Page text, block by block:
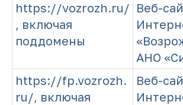
https://vozrozh.ru/
, включая
поддомены
Веб-
АНО
https://fp.vozrozh.
ru/, включая
Веб-